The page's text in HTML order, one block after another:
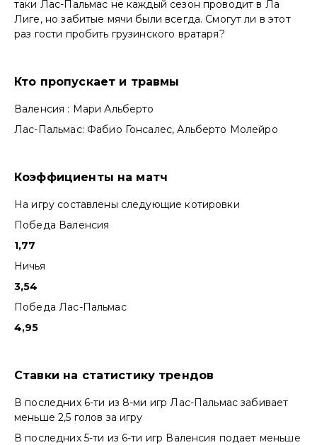
таки Лас-Пальмас не каждый сезон проводит в Ла
Лиге, но забитые мячи были всегда. Смогут ли в этот
раз гости пробить грузинского вратаря?
Кто пропускает и травмы
Валенсия : Мари Альберто
Лас-Пальмас: Фабио Гонсалес, Альберто Молейро
Коэффициенты на матч
На игру составлены следующие котировки
Победа Валенсия
1,77
Ничья
3,54
Победа Лас-Пальмас
4,95
Ставки на статистику трендов
В последних 6-ти из 8-ми игр Лас-Пальмас забивает
меньше 2,5 голов за игру
В последних 5-ти из 6-ти игр Валенсия подает меньше